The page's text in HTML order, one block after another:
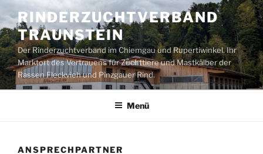
Inhalt
springen
RINDERZUCHTVERBAND
TRAUNSTEIN
Der Rinderzuchtverband im Chiemgau und Rupertiwinkel. Ihr
Marktort des Vertrauens für Zuchttiere und Mastkälber der
Rassen Fleckvieh und Pinzgauer Rind.
Menü
ANSPRECHPARTNER